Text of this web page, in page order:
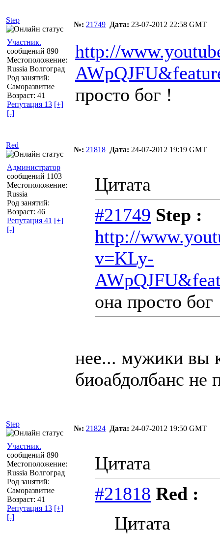
Step
№: 21749 Дата: 23-07-2012 22:58 GMT
Участник.
сообщений 890
Местоположение:
Russia Волгоград
Род занятий:
Саморазвитие
Возраст: 41
Репутация 13 [+]
[-]
http://
просто бог !
Red
№: 21818 Дата: 24-07-2012 19:19 GMT
Администратор
сообщений 1103
Местоположение:
Russia
Род занятий:
Возраст: 46
Репутация 41 [+]
[-]
Цитата
#21749 Step :
http://
v=KLy-
она просто бог
нее... мужики вы
биоабдолбанс не
Step
№: 21824 Дата: 24-07-2012 19:50 GMT
Участник.
сообщений 890
Местоположение:
Russia Волгоград
Род занятий:
Саморазвитие
Возраст: 41
Репутация 13 [+]
[-]
Цитата
#21818 Red :
Цитата